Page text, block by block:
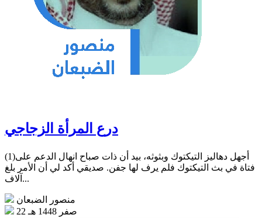
درع المرأة الزجاجي
(1)أجهل دهاليز التيكتوك وبثوثه، بيد أن ذات صباح انهال الدعم على
فتاة في بث التيكتوك فلم يرف لها جفن. صديقي أكد لي أن الأمر بلغ
آلاف...
منصور الضبعان
22 صفر 1448 هـ